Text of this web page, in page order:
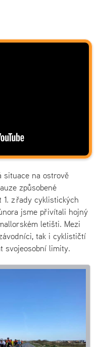
situace na ostrově
způsobené
z řady cyklistických
jsme přivítali hojný
letišti. Mezi
tak i cyklističtí
svojeosobní limity.